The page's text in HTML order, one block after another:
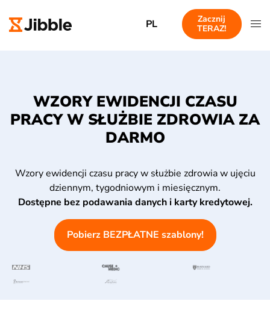
PL
Zacznij
TERAZ!
WZORY EWIDENCJI CZASU
PRACY W SŁUŻBIE ZDROWIA ZA
DARMO
Wzory ewidencji czasu pracy w służbie zdrowia w ujęciu
dziennym, tygodniowym i miesięcznym.
Dostępne bez podawania danych i karty kredytowej.
Pobierz BEZPŁATNE szablony!